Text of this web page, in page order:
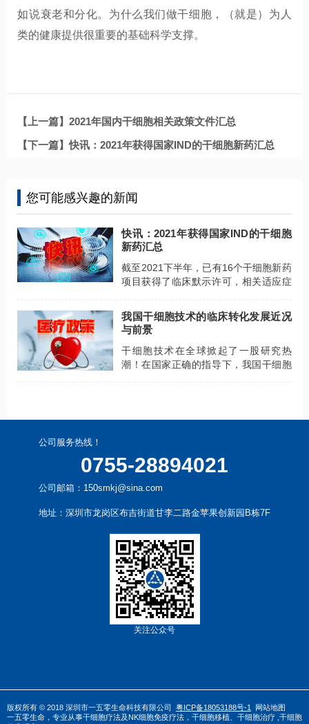
如说衰老和分化。为什么我们做干细胞，（就是）为人
类的健康提供很重要的基础科学支撑。
【上一篇】2021年国内干细胞相关政策文件汇总
【下一篇】快讯：2021年获得国家IND的干细胞新药汇总
您可能感兴趣的新闻
快讯：2021年获得国家IND的干细胞
新药汇总
截至2021下半年，已有16个干细胞新药
项目获得了临床默示许可，相关适应症
物抗宿主病、糖尿病溃疡等。
我国干细胞技术的临床转化发展近况
与前景
干细胞技术在全球掀起了一股研究热
潮！在国家正确的指导下，我国干细胞
公司服务热线！
0755-28894021
公司邮箱：150smkj@sina.com
地址：深圳市龙岗区布吉街道甘李二路金苹果创新园B栋7F
关注公众号
版权所有 © 2018 深圳市一五零生命科技有限公司 粤ICP备18053188号-1
网站地图
一五零生命，专业从事干细胞疗法及NK细胞免疫疗法 ， 干细胞移植 干细胞治疗 ,干细胞